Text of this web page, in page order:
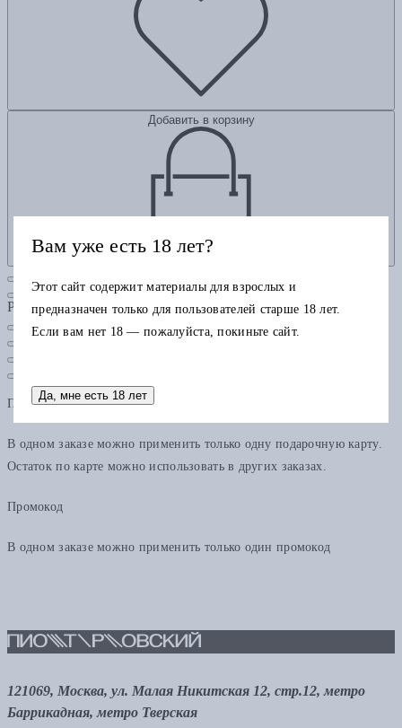
Добавить в корзину
Рубрики
Подарочная карта
В одном заказе можно применить только одну подарочную карту.
Остаток по карте можно использовать в других заказах.
Промокод
В одном заказе можно применить только один промокод
121069, Москва, ул. Малая Никитская 12, стр.12, метро
Баррикадная, метро Тверская
Вам уже есть 18 лет?
Этот сайт содержит материалы для взрослых и
предназначен только для пользователей старше 18 лет.
Если вам нет 18 — пожалуйста, покиньте сайт.
Да, мне есть 18 лет